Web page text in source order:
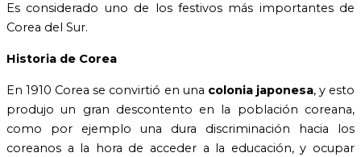
Es considerado uno de los festivos más importantes de
Corea del Sur.
Historia de Corea
En 1910 Corea se convirtió en una colonia japonesa, y esto
produjo un gran descontento en la población coreana,
como por ejemplo una dura discriminación hacia los
coreanos a la hora de acceder a la educación, y ocupar